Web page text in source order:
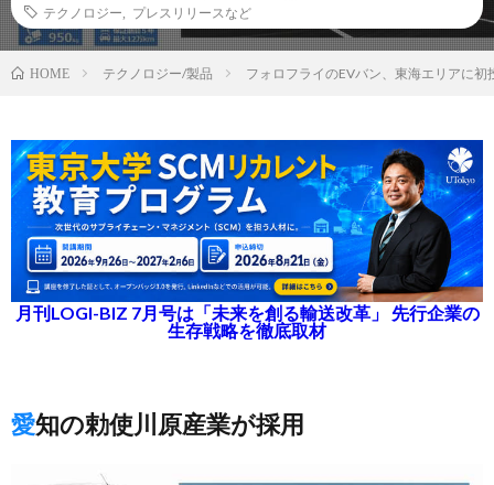
テクノロジー
プレスリリースなど
HOME テクノロジー/製品 フォロフライのEVバン、東海エリアに初
月刊LOGI-BIZ 7月号は「未来を創る輸送改革」 先行企業の
生存戦略を徹底取材
愛知の勅使川原産業が採用